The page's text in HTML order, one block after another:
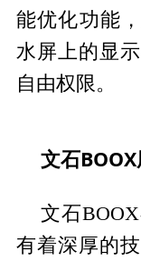
能优化功能
水屏上的显
自由权限。
文石
文石
有着深厚的